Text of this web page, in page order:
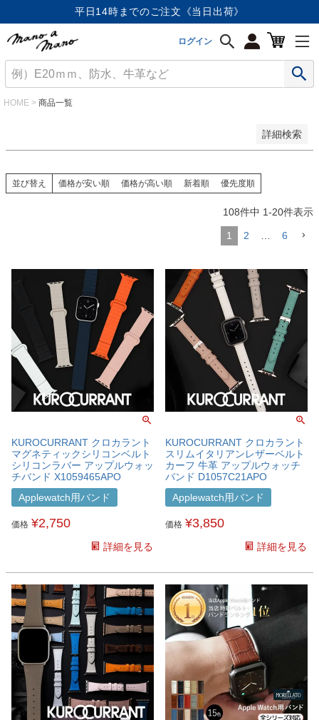
平日14時までのご注文《当日出荷》
ログイン
HOME 商品一覧
詳細検索
価格が安い順
価格が高い順
優先度順
キーワードヒット順
並び替え 価格が安い順 価格が高い順 新着順 優先度順
108件中 1-20件表示
1 2 6
KUROCURRANT クロカラント
マグネティックシリコンベルト
シリコンラバー アップルウォッ
チバンド X1059465APO
Applewatch用バンド
価格 ¥2,750
詳細を見る
KUROCURRANT クロカラント
スリムイタリアンレザーベルト
カーフ 牛革 アップルウォッチ
バンド D1057C21APO
Applewatch用バンド
価格 ¥3,850
詳細を見る